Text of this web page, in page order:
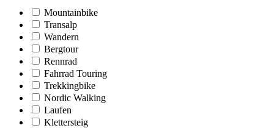
Mountainbike
Transalp
Wandern
Bergtour
Rennrad
Fahrrad Touring
Trekkingbike
Nordic Walking
Laufen
Klettersteig